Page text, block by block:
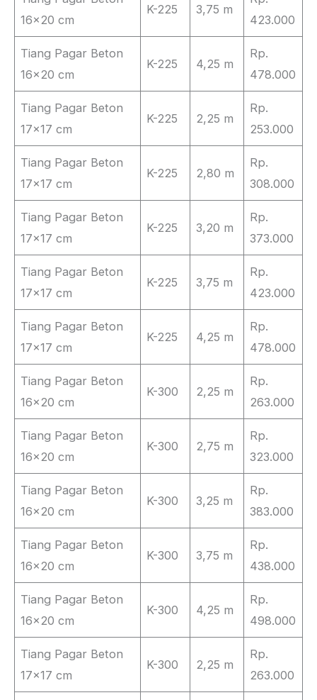
16×20 cm
K-225 3,75 m
423.000
Tiang Pagar Beton
16×20 cm
K-225 4,25 m
Rp.
478.000
Tiang Pagar Beton
17×17 cm
K-225 2,25 m
Rp.
253.000
Tiang Pagar Beton
17×17 cm
K-225 2,80 m
Rp.
308.000
Tiang Pagar Beton
17×17 cm
K-225 3,20 m
Rp.
373.000
Tiang Pagar Beton
17×17 cm
K-225 3,75 m
Rp.
423.000
Tiang Pagar Beton
17×17 cm
K-225 4,25 m
Rp.
478.000
Tiang Pagar Beton
16×20 cm
K-300 2,25 m
Rp.
263.000
Tiang Pagar Beton
16×20 cm
K-300 2,75 m
Rp.
323.000
Tiang Pagar Beton
16×20 cm
K-300 3,25 m
Rp.
383.000
Tiang Pagar Beton
16×20 cm
K-300 3,75 m
Rp.
438.000
Tiang Pagar Beton
16×20 cm
K-300 4,25 m
Rp.
498.000
Tiang Pagar Beton
17×17 cm
K-300 2,25 m
Rp.
263.000